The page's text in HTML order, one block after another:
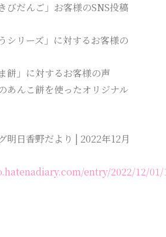
びだんご」お客様のSNS投稿
シリーズ」に対するお客様の
餅」に対するお客様の声
あんこ餅を使ったオリジナル
明日香野だより | 2022年12月
entry/2022/12/01/